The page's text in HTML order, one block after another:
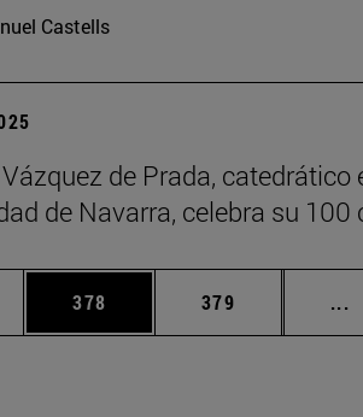
Castells
de Prada, catedrático
de Navarra, celebra su 100
Use TAB para desplazarse.
Página
378 Página
379 ...